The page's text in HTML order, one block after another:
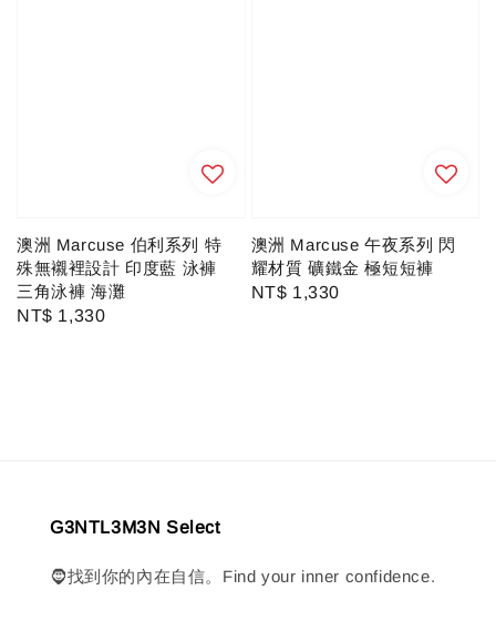
澳洲 Marcuse 伯利系列 特
殊無襯裡設計 印度藍 泳褲
三角泳褲 海灘
Regular
NT$ 1,330
澳洲 Marcuse 午夜系列 閃
耀材質 礦鐵金 極短短褲
Regular
NT$ 1,330
G3NTL3M3N Select
🧔找到你的內在自信。Find your inner confidence.